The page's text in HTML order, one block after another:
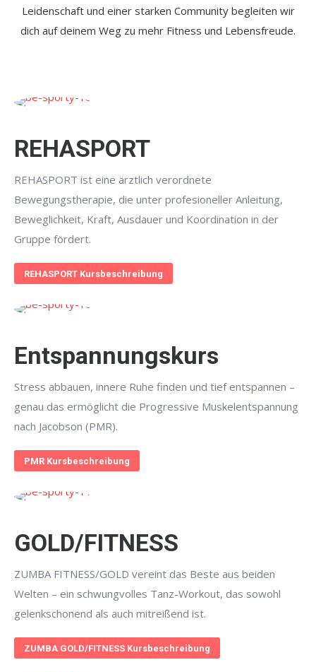
Leidenschaft und einer starken Community begleiten wir
dich auf deinem Weg zu mehr Fitness und Lebensfreude.
REHASPORT
REHASPORT ist eine ärztlich verordnete
Bewegungstherapie, die unter profesioneller Anleitung,
Beweglichkeit, Kraft, Ausdauer und Koordination in der
Gruppe fördert.
REHASPORT Kursbeschreibung
Entspannungskurs
Stress abbauen, innere Ruhe finden und tief entspannen –
genau das ermöglicht die Progressive Muskelentspannung
nach Jacobson (PMR).
PMR Kursbeschreibung
GOLD/FITNESS
ZUMBA FITNESS/GOLD vereint das Beste aus beiden
Welten – ein schwungvolles Tanz-Workout, das sowohl
gelenkschonend als auch mitreißend ist.
ZUMBA GOLD/FITNESS Kursbeschreibung